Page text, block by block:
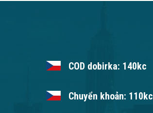
COD dobirka: 140kc
Chuyển khoản: 110kc